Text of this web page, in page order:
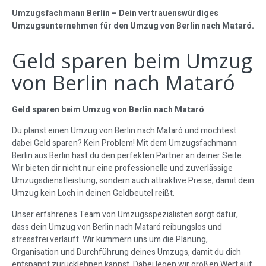
Umzugsfachmann Berlin – Dein vertrauenswürdiges
Umzugsunternehmen für den Umzug von Berlin nach Mataró.
Geld sparen beim Umzug
von Berlin nach Mataró
Geld sparen beim Umzug von Berlin nach Mataró
Du planst einen Umzug von Berlin nach Mataró und möchtest
dabei Geld sparen? Kein Problem! Mit dem Umzugsfachmann
Berlin aus Berlin hast du den perfekten Partner an deiner Seite.
Wir bieten dir nicht nur eine professionelle und zuverlässige
Umzugsdienstleistung, sondern auch attraktive Preise, damit dein
Umzug kein Loch in deinen Geldbeutel reißt.
Unser erfahrenes Team von Umzugsspezialisten sorgt dafür,
dass dein Umzug von Berlin nach Mataró reibungslos und
stressfrei verläuft. Wir kümmern uns um die Planung,
Organisation und Durchführung deines Umzugs, damit du dich